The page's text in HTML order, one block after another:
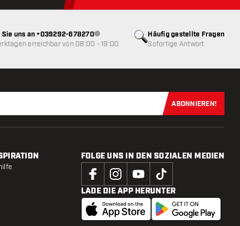
Häufig gestellte Fragen
Sofortige Antwort
Sie uns an +039292-678270Kundenservice nicht verfügbar
erreichbar von 08:00 - 19:00
Jetzt für
ABONNIEREN!
FOLGE UNS IN DEN SOZIALEN MEDIEN
LADE DIE APP HERUNTER